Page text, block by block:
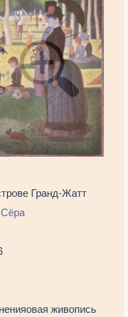
Гранд-Жатт
живопись